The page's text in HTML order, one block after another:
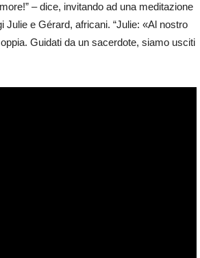
– dice, invitando ad una meditazione
Julie e Gérard, africani. “Julie: «Al nostro
Guidati da un sacerdote, siamo usciti